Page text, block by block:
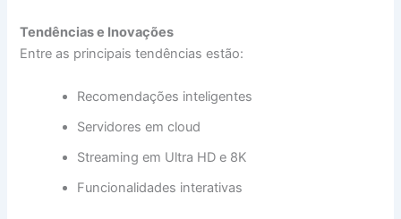
Tendências e Inovações
Entre as principais tendências estão:
Recomendações inteligentes
Servidores em cloud
Streaming em Ultra HD e 8K
Funcionalidades interativas